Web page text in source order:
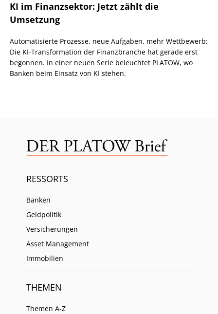
KI im Finanzsektor: Jetzt zählt die
Umsetzung
Automatisierte Prozesse, neue Aufgaben, mehr Wettbewerb:
Die KI-Transformation der Finanzbranche hat gerade erst
begonnen. In einer neuen Serie beleuchtet PLATOW, wo
Banken beim Einsatz von KI stehen.
RESSORTS
Banken
Geldpolitik
Versicherungen
Asset Management
Immobilien
THEMEN
Themen A-Z